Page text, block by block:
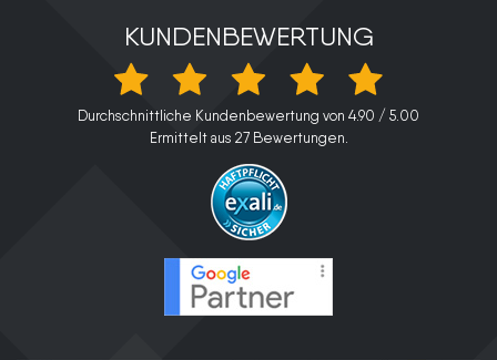
KUNDENBEWERTUNG
Durchschnittliche Kundenbewertung von 4.90 / 5.00
Ermittelt aus 27Bewertungen.